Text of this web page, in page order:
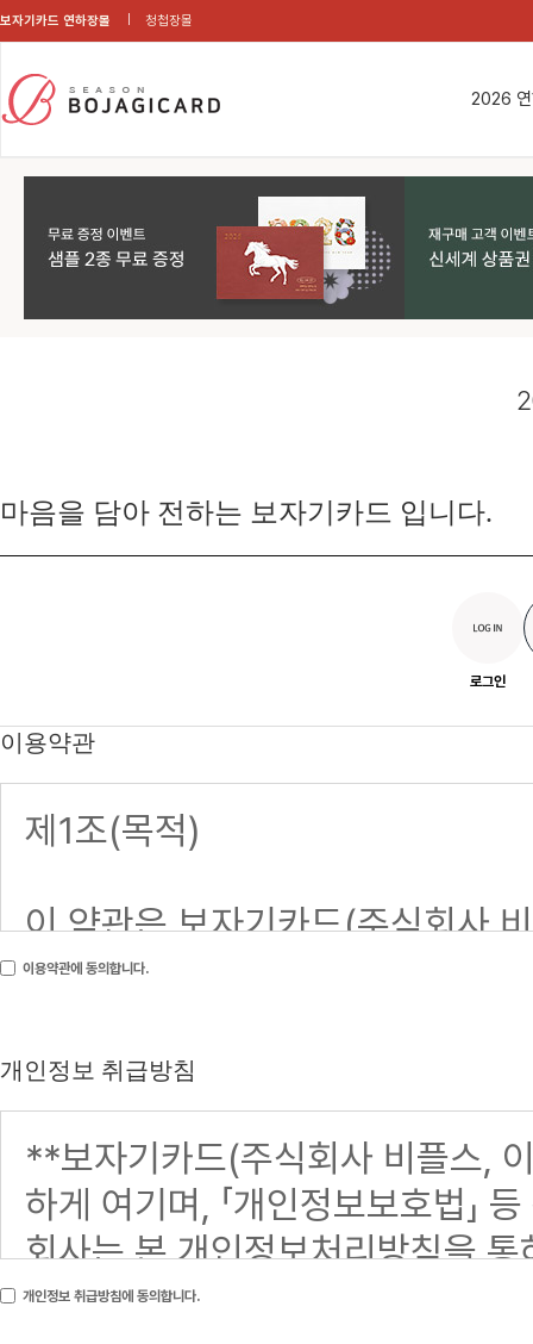
보자기카드 연하장몰 청첩장몰
2026
마음을 담아 전하는 보자기카드 입니다.
로그인
이용약관
이용약관에 동의합니다.
개인정보 취급방침
개인정보 취급방침에 동의합니다.